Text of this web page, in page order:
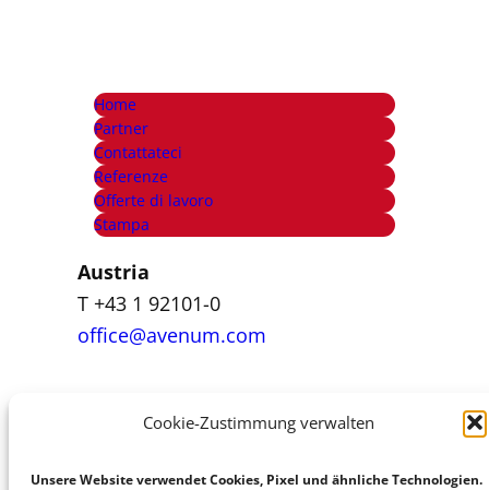
Cookie-Zustimmung verwalten
Unsere Website verwendet Cookies, Pixel und ähnliche Technologien.
Home
Partner
Contattateci
Referenze
Offerte di lavoro
Stampa
Austria
T +43 1 92101-0
office@avenum.com
office@avenum.com